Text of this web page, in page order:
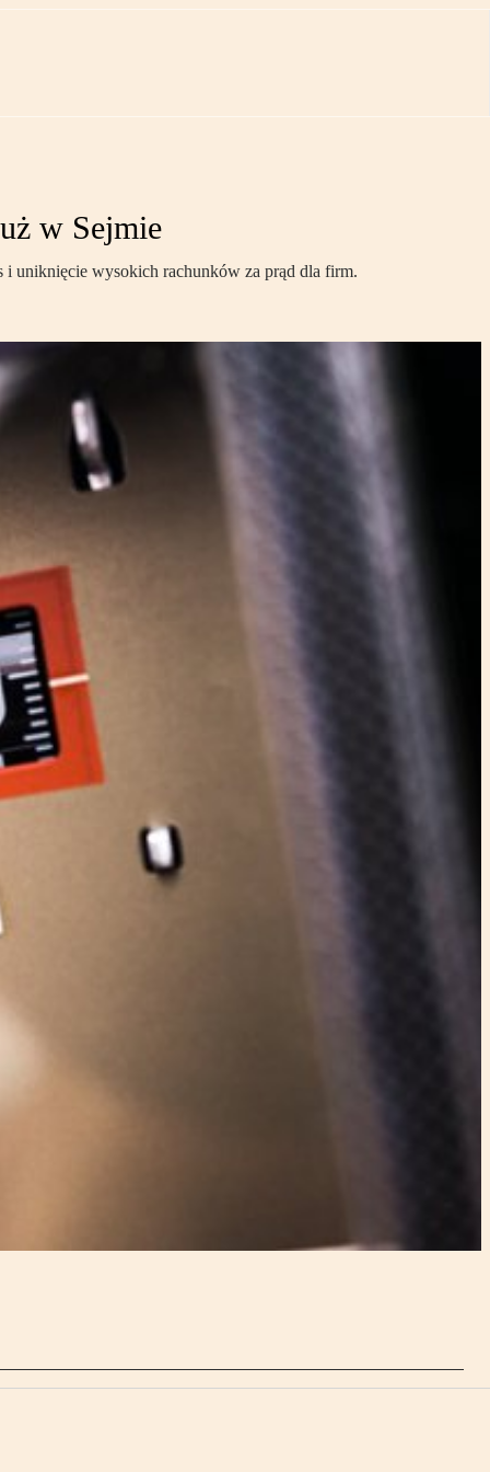
w Sejmie
i uniknięcie wysokich rachunków za prąd dla firm.